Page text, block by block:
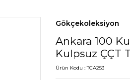
Gökçekoleksiyon
Ankara 100
Kulpsuz ÇÇT
Ürün Kodu :TCA253